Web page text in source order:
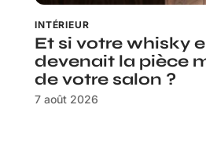
INTÉRIEUR
Et si votre whisky
devenait la pièce
de votre salon ?
7 août 2026